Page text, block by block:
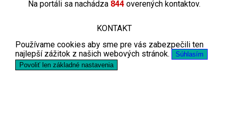
Na portáli sa nachádza 844overených kontaktov.
KONTAKT
Používame cookies aby sme pre vás zabezpečili ten
najlepší zážitok z našich webových stránok.
Súhlasím
Povoliť len základné nastavenia